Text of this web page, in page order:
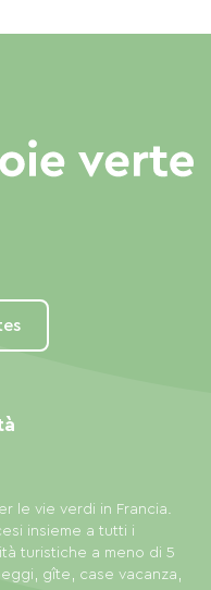
le vie verdi in Francia.
insieme a tutti i
turistiche a meno di 5
gîte, case vacanza,